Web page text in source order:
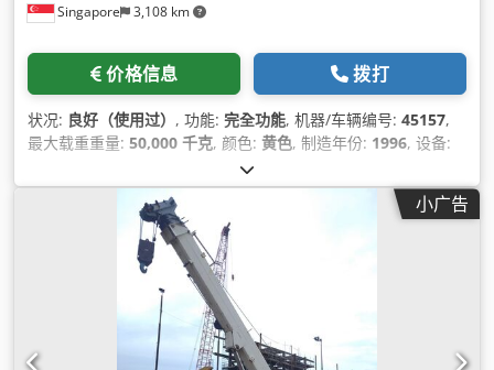
Singapore 3,108 km
价格信息 拨打
状况: 良好（使用过） , 功能: 完全功能, 机器/车辆编号: 45157,
最大载重重量: 50,000 千克, 颜色: 黄色, 制造年份: 1996, 设备:
低噪音, 全轮驱动, 液压, 电缆绞盘
小广告